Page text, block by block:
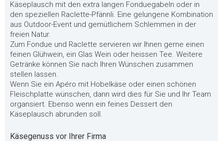
Käseplausch mit den extra langen Fonduegabeln oder in
den speziellen Raclette-Pfännli. Eine gelungene Kombination
aus Outdoor-Event und gemütlichem Schlemmen in der
freien Natur.
Zum Fondue und Raclette servieren wir Ihnen gerne einen
feinen Glühwein, ein Glas Wein oder heissen Tee. Weitere
Getränke können Sie nach Ihren Wünschen zusammen
stellen lassen.
Wenn Sie ein Apéro mit Hobelkäse oder einen schönen
Fleischplatte wünschen, dann wird dies für Sie und Ihr Team
organsiert. Ebenso wenn ein feines Dessert den
Käseplausch abrunden soll.
Käsegenuss vor Ihrer Firma